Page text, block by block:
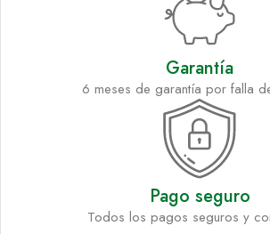
Garantía
6 meses de garantía por falla
Pago seguro
Todos los pagos seguros y